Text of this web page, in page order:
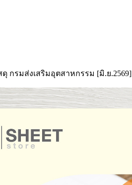
กรมส่งเสริมอุตสาหกรรม [มิ.ย.2569]